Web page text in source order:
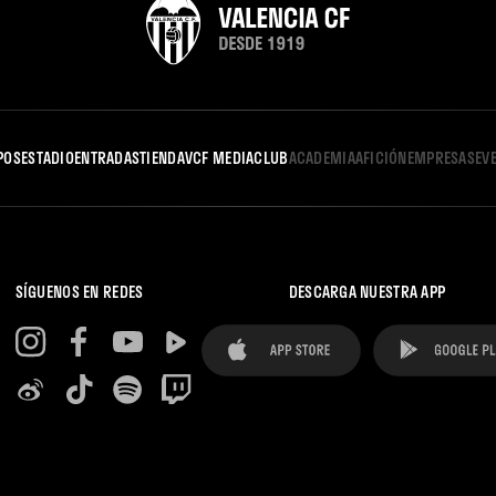
ESTADIOENTRADASTIENDAVCF MEDIACLUBACADEMIAAFICIÓNEMPRESAS
SÍGUENOS EN REDES DESCARGA NUESTRA APP